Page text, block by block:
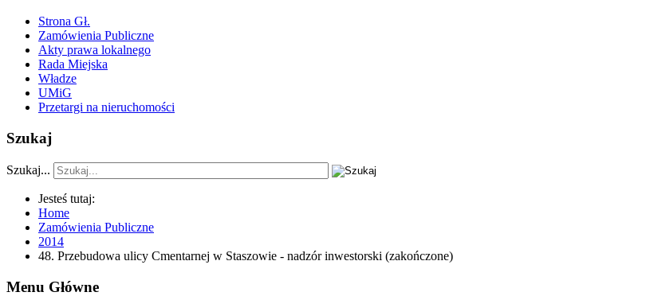
Strona Gł.
Zamówienia Publiczne
Akty prawa lokalnego
Rada Miejska
Władze
UMiG
Przetargi na nieruchomości
Szukaj
Szukaj...
Jesteś tutaj:
Home
Zamówienia Publiczne
2014
48. Przebudowa ulicy Cmentarnej w Staszowie - nadzór inwestorski (zakończone)
Menu Główne